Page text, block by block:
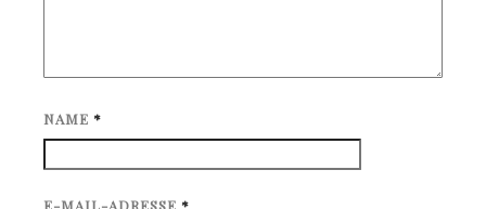
NAME *